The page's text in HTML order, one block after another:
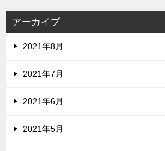
アーカイブ
2021年8月
2021年7月
2021年6月
2021年5月